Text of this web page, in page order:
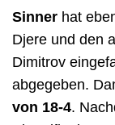
Sinner hat
Djere und den
Dimitrov
abgegeben.
von 18-4.